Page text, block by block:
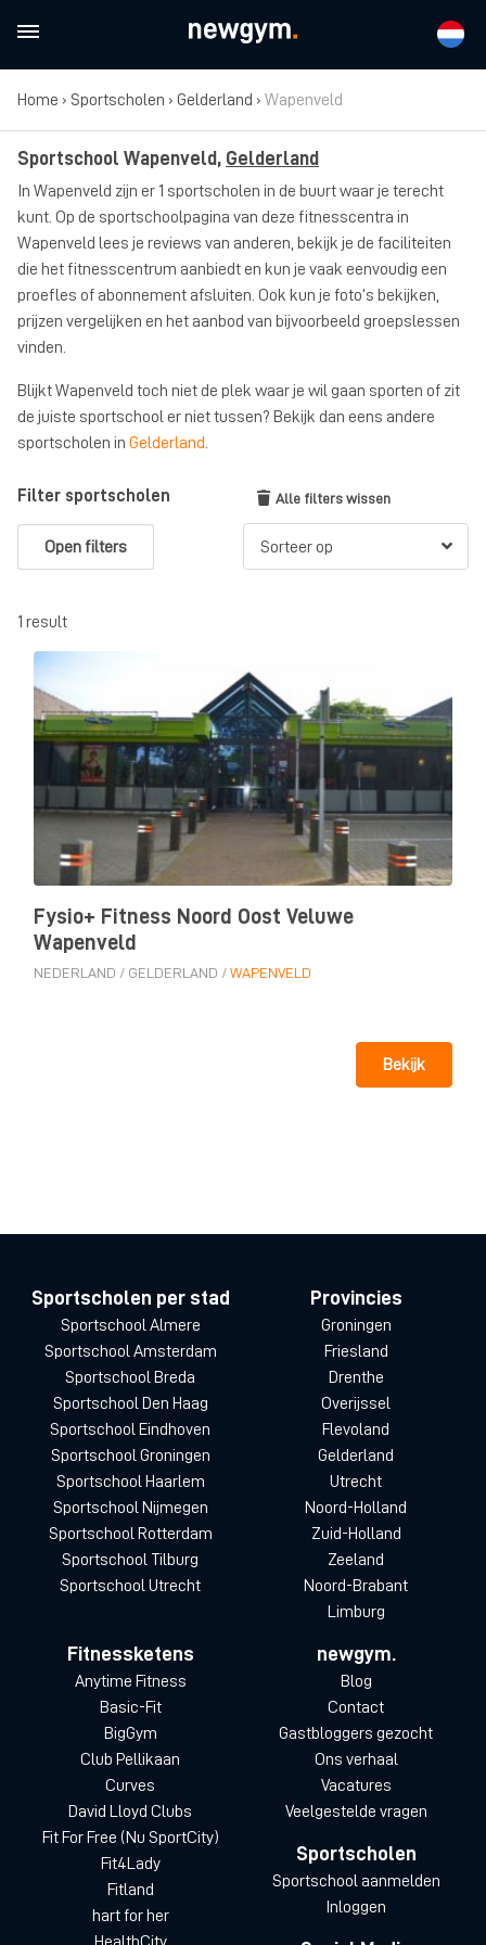
Home › Sportscholen › Gelderland › Wapenveld
Sportschool Wapenveld, Gelderland
In Wapenveld zijn er 1 sportscholen in de buurt waar je terecht
kunt. Op de sportschoolpagina van deze fitnesscentra in
Wapenveld lees je reviews van anderen, bekijk je de faciliteiten
die het fitnesscentrum aanbiedt en kun je vaak eenvoudig een
proefles of abonnement afsluiten. Ook kun je foto’s bekijken,
prijzen vergelijken en het aanbod van bijvoorbeeld groepslessen
vinden.
Blijkt Wapenveld toch niet de plek waar je wil gaan sporten of zit
de juiste sportschool er niet tussen? Bekijk dan eens andere
sportscholen in Gelderland
Filter sportscholen
Open filters
Alle filters wissen
1 result
Fysio+ Fitness Noord Oost Veluwe
Wapenveld
NEDERLAND / GELDERLAND / WAPENVELD
Bekijk
Sportscholen per stad
Sportschool Almere
Sportschool Amsterdam
Sportschool Breda
Sportschool Den Haag
Sportschool Eindhoven
Sportschool Groningen
Sportschool Haarlem
Sportschool Nijmegen
Sportschool Rotterdam
Sportschool Tilburg
Sportschool Utrecht
Provincies
Groningen
Friesland
Drenthe
Overijssel
Flevoland
Gelderland
Utrecht
Noord-Holland
Zuid-Holland
Zeeland
Noord-Brabant
Limburg
Fitnessketens
Anytime Fitness
Basic-Fit
BigGym
Club Pellikaan
Curves
David Lloyd Clubs
Fit For Free (Nu SportCity)
Fit4Lady
Fitland
hart for her
newgym.
Blog
Contact
Gastbloggers gezocht
Ons verhaal
Vacatures
Veelgestelde vragen
Sportscholen
Sportschool aanmelden
Inloggen